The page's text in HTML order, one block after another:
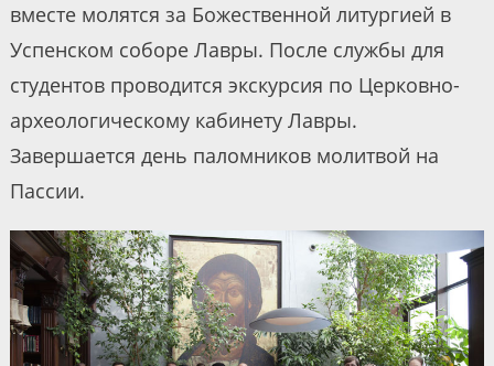
вместе молятся за Божественной литургией в
Успенском соборе Лавры. После службы для
студентов проводится экскурсия по Церковно-
археологическому кабинету Лавры.
Завершается день паломников молитвой на
Пассии.